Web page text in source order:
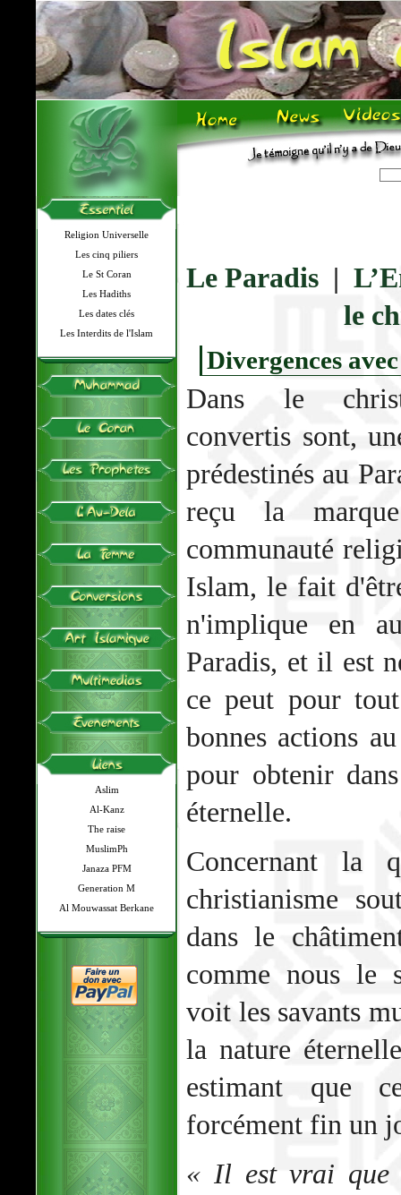
Religion Universelle
Les cinq piliers
Le St Coran
Les Hadiths
Les dates clés
Les Interdits de l'Islam
Aslim
Al-Kanz
The raise
MuslimPh
Janaza PFM
Generation M
Al Mouwassat Berkane
Le Paradis |
le
Divergences
Dans le
convertis sont,
prédestinés au
reçu la
communauté
Islam, le fait
n'implique en
Paradis, et il est
ce peut pour
bonnes actions
pour obtenir
éternelle.
Concernant la
christianisme
dans le
comme nous le
voit les savants
la nature
estimant que
forcément fin un
« Il est vrai que